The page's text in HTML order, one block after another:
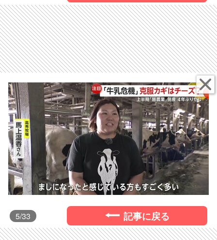
5/33 記事に戻る